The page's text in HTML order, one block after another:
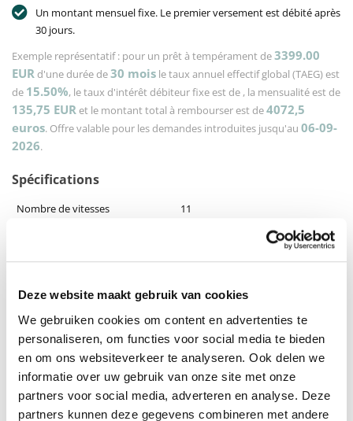
Deze website maakt gebruik van cookies
We gebruiken cookies om content en advertenties te
personaliseren, om functies voor social media te bieden
en om ons websiteverkeer te analyseren. Ook delen we
informatie over uw gebruik van onze site met onze
partners voor social media, adverteren en analyse. Deze
partners kunnen deze gegevens combineren met andere
Un montant mensuel fixe. Le premier versement est débité après
30 jours.
Exemple représentatif : pour un prêt à tempérament de3399.00
EURd'une durée de30 mois le taux annuel effectif global (TAEG) est
de 15.50%, le taux d'intérêt débiteur fixe est de , la mensualité est de
135,75 EURet le montant total à rembourser est de4072,5
euros. Offre valable pour les demandes introduites jusqu'au 06-09-
2026.
Spécifications
Nombre de vitesses
11
Types de cadres
Dames, Heren
Frame maat
S, M, L, XL, XS
Batterie
250 Wh
Description
Le Bianchi E-Impulso Gravel GRX600 est un vélo électrique gravel